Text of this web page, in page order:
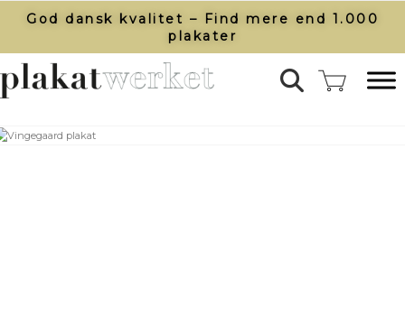
God dansk kvalitet – Find mere end 1.000
plakater​